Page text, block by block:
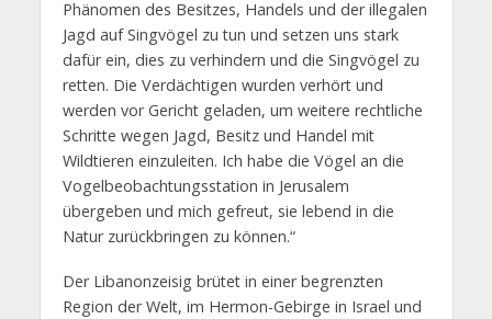
Phänomen des Besitzes, Handels und der illegalen
Jagd auf Singvögel zu tun und setzen uns stark
dafür ein, dies zu verhindern und die Singvögel zu
retten. Die Verdächtigen wurden verhört und
werden vor Gericht geladen, um weitere rechtliche
Schritte wegen Jagd, Besitz und Handel mit
Wildtieren einzuleiten. Ich habe die Vögel an die
Vogelbeobachtungsstation in Jerusalem
übergeben und mich gefreut, sie lebend in die
Natur zurückbringen zu können.“
Der Libanonzeisig brütet in einer begrenzten
Region der Welt, im Hermon-Gebirge in Israel und